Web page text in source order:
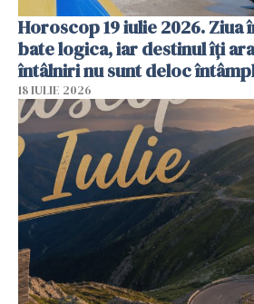
Horoscop 19 iulie 2026. Ziua
bate logica, iar destinul îți
întâlniri nu sunt deloc
18 IULIE 2026